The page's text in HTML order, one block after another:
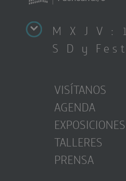
M X J V :
S D y
VISÍTANOS
AGENDA
EXPOSICIONES
TALLERES
PRENSA